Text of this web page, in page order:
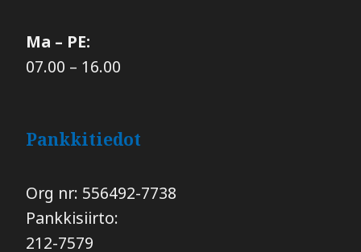
Ma – PE:
07.00 – 16.00
Pankkitiedot
Org nr: 556492-7738
Pankkisiirto:
​​​​​​​212-7579